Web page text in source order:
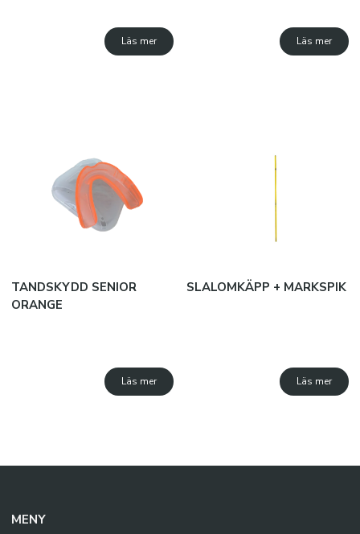
Läs mer Läs mer
TANDSKYDD SENIOR
ORANGE
Läs mer
SLALOMKÄPP + MARKSPIK
Läs mer
MENY